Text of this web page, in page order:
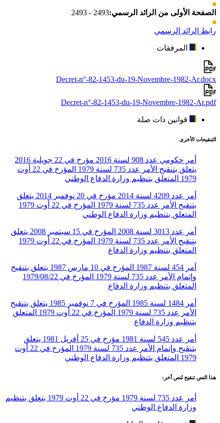
الصفحة الأولى من الرائد الرسمي:2493 - 2493
رابط الرائد الرسمي
المرفقات
Decret-n°-82-1453-du-19-Novembre-1982-Ar.docx
Decret-n°-82-1453-du-19-Novembre-1982-Ar.pdf
قوانين ذات صلة
التنقيحات الأخرى
أمر حكومي عدد 908 لسنة 2016 مؤرخ في 22 جويلية 2016
يتعلق بتنقيح الأمر عدد 735 لسنة 1979 المؤرخ في 22 أوت
1979 المتعلق بتنظيم وزارة الدفاع الوطني
أمر عدد 4209 لسنة 2014 مؤرخ في 20 نوفمبر 2014 يتعلق
بتنقيح الأمر عدد 735 لسنة 1979 المؤرخ في 22 أوت 1979
المتعلق بتنظيم وزارة الدفاع الوطني
أمر عدد 3013 لسنة 2008 المؤرخ في 15 سبتمبر 2008 يتعلق
بتنقيح الأمر عدد 735 لسنة 1979 المؤرخ في 22 أوت 1979
المتعلق بتنظيم وزارة الدفاع
أمر 454 لسنة 1987 المؤرخ في 10 مارس 1987 يتعلق بتنقيح
وإتمام الأمر عدد 735 لسنة 1979 المؤرخ في 1979/08/22
المتعلق بتنظيم وزارة الدفاع
أمر 1484 لسنة 1985 المؤرخ في 7 نوفمبر 1985 يتعلق بتنقيح
الأمر عدد 735 لسنة 1979 المؤرخ في 22 أوت 1979 المتعلق
بتنظيم وزارة الدفاع
أمر عدد 545 لسنة 1981 مؤرخ في 25 أفريل 1981 يتعلق
بتنقيح وإتمام الأمر عدد 735 لسنة 1979 المؤرخ في 22 أوت
1979 المتعلق بتنظيم وزارة الدفاع الوطني
هذا النص تنقيح لنص آخر:
أمر عدد 735 لسنة 1979 مؤرخ في 22 أوت 1979 يتعلق بتنظيم
وزارة الدفاع الوطني